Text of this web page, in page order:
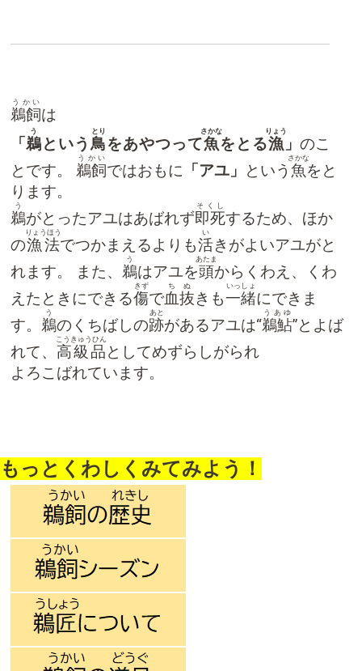
鵜飼
うかい
は
「鵜
う
という鳥
とり
をあやつって魚
さかな
をとる漁
りょう
」のこ
とです。鵜飼
うかい
ではおもに 「アユ」 という魚
さかな
をと
ります。
鵜
う
がとったアユはあばれず即死
そくし
するため、ほか
の漁法
りょうほう
でつかまえるよりも活
い
きがよいアユがと
れます。 また、鵜
う
はアユを頭
あたま
からくわえ、くわ
えたときにできる傷
きず
で血抜
ちぬ
きも一緒
いっしょ
にできま
す。鵜
う
のくちばしの跡
あと
があるアユは“鵜鮎
うあゆ
”とよば
れて、高級品
こうきゅうひん
としてめずらしがられ
よろこばれています。
もっとくわしくみてみよう！